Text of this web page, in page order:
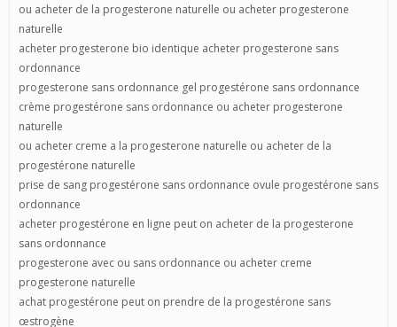
ou acheter de la progesterone naturelle ou acheter progesterone
naturelle
acheter progesterone bio identique acheter progesterone sans
ordonnance
progesterone sans ordonnance gel progestérone sans ordonnance
crème progestérone sans ordonnance ou acheter progesterone
naturelle
ou acheter creme a la progesterone naturelle ou acheter de la
progestérone naturelle
prise de sang progestérone sans ordonnance ovule progestérone sans
ordonnance
acheter progestérone en ligne peut on acheter de la progesterone
sans ordonnance
progesterone avec ou sans ordonnance ou acheter creme
progesterone naturelle
achat progestérone peut on prendre de la progestérone sans
œstrogène